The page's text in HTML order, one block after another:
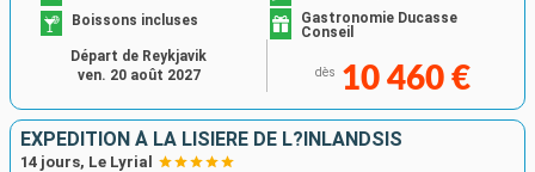
Boissons incluses
Gastronomie Ducasse
Conseil
dès 10 460 €
Départ de Reykjavik
ven. 20 août 2027
EXPÉDITION À LA LISIÈRE DE L?INLANDSIS
14 jours, Le Lyrial